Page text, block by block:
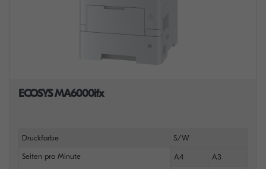
ECOSYS MA6000ifx
Druckfarbe S/W
Seiten pro Minute A4 A3